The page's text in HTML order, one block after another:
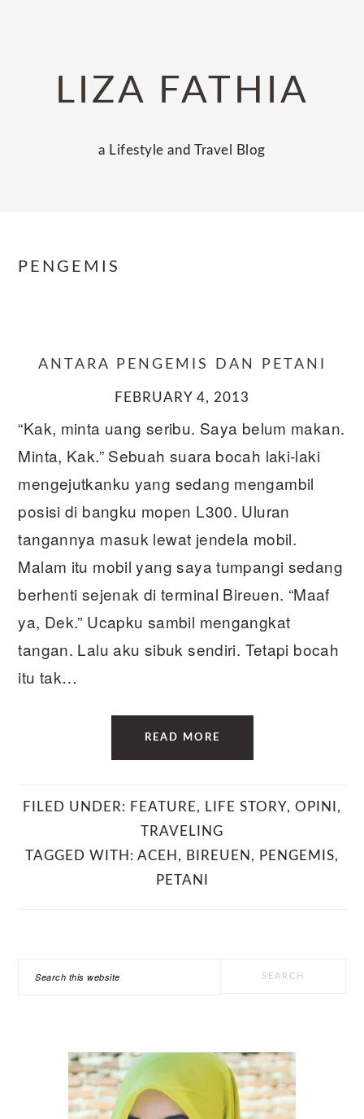
navigationLIZA FATHIA
a Lifestyle and Travel Blog
PENGEMIS
ANTARA PENGEMIS DAN PETANI
FEBRUARY 4, 2013
“Kak, minta uang seribu. Saya belum makan.
Minta, Kak.” Sebuah suara bocah laki-laki
mengejutkanku yang sedang mengambil
posisi di bangku mopen L300. Uluran
tangannya masuk lewat jendela mobil.
Malam itu mobil yang saya tumpangi sedang
berhenti sejenak di terminal Bireuen. “Maaf
ya, Dek.” Ucapku sambil mengangkat
tangan. Lalu aku sibuk sendiri. Tetapi bocah
itu tak…
READ MORE
FILED UNDER: FEATURE, LIFE STORY, OPINI ,
TRAVELING
TAGGED WITH: ACEH , BIREUEN , PENGEMIS,
PETANI
Search